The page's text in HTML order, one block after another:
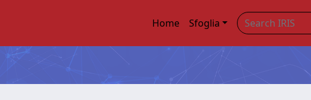
Home Sfoglia